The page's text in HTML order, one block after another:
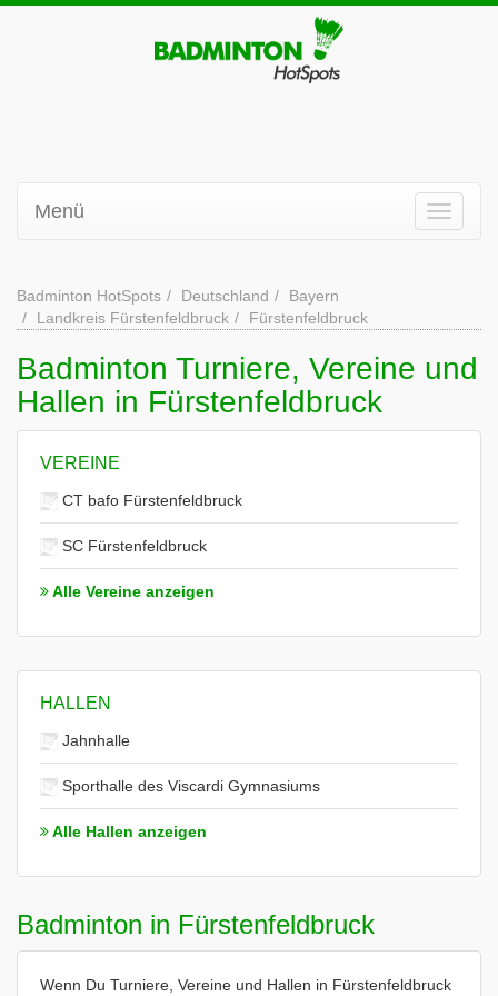
Menü
Badminton HotSpots Deutschland
Bayern
Landkreis Fürstenfeldbruck
Fürstenfeldbruck
Badminton Turniere, Vereine und
Hallen in Fürstenfeldbruck
VEREINE
CT bafo Fürstenfeldbruck
SC Fürstenfeldbruck
Alle Vereine anzeigen
HALLEN
Jahnhalle
Sporthalle des Viscardi Gymnasiums
Alle Hallen anzeigen
Badminton in Fürstenfeldbruck
Wenn Du Turniere, Vereine und Hallen in Fürstenfeldbruck